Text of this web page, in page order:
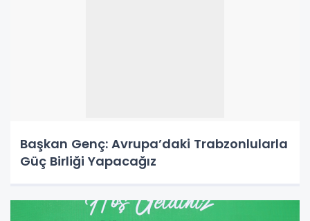
Başkan Genç: Avrupa’daki Trabzonlularla
Güç Birliği Yapacağız